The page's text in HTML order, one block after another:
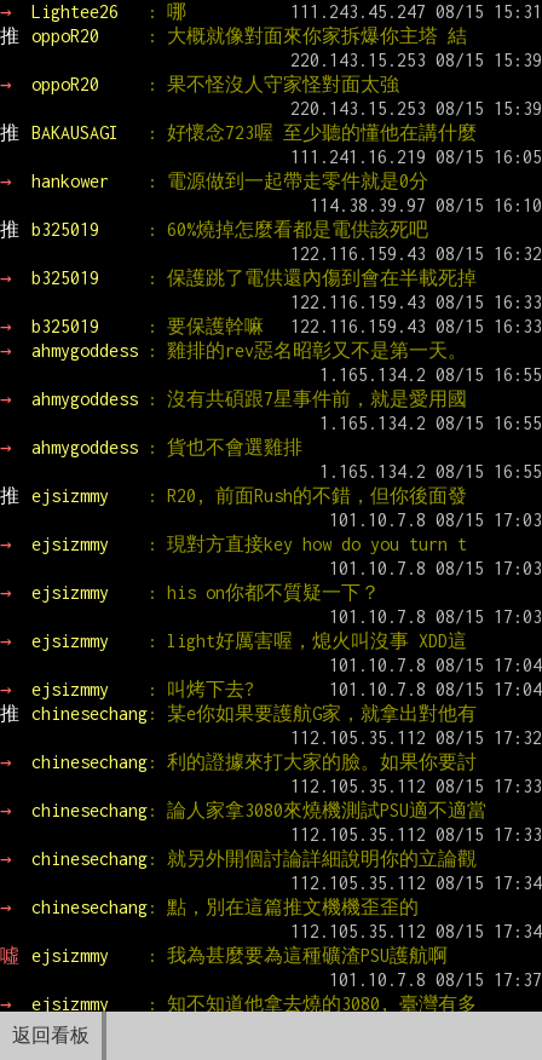
返回看板
→ Lightee26
: 哪
推
oppoR20 : 大概就像對面來你家拆爆你主塔 結
→ oppoR20 : 果不怪沒人守家怪對面太強
推 BAKAUSAGI : 好懷念723喔 至少聽的懂他在講什麼
→ hankower : 電源做到一起帶走零件就是0分
推 b325019 : 60%燒掉怎麼看都是電供該死吧
→ b325019 : 保護跳了電供還內傷到會在半載死掉
→ b325019
: 要保護幹嘛
→
ahmygoddess : 雞排的rev惡名昭彰又不是第一天。
→ ahmygoddess : 沒有共碩跟7星事件前，就是愛用國
→ ahmygoddess : 貨也不會選雞排
推 ejsizmmy : R20, 前面Rush的不錯，但你後面發
→ ejsizmmy : 現對方直接key how do you turn t
→ ejsizmmy : his on你都不質疑一下？
→ ejsizmmy : light好厲害喔，熄火叫沒事 XDD這
→ ejsizmmy
: 叫烤下去?
推
chinesechang: 某e你如果要護航G家，就拿出對他有
→ chinesechang: 利的證據來打大家的臉。如果你要討
→ chinesechang: 論人家拿3080來燒機測試PSU適不適當
→ chinesechang: 就另外開個討論詳細說明你的立論觀
→ chinesechang: 點，別在這篇推文機機歪歪的
噓 ejsizmmy : 我為甚麼要為這種礦渣PSU護航啊
→ ejsizmmy : 知不知道他拿去燒的3080, 臺灣有多